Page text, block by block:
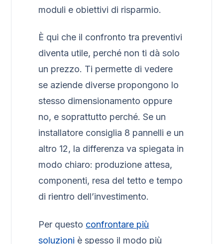
moduli e obiettivi di risparmio.
È qui che il confronto tra preventivi
diventa utile, perché non ti dà solo
un prezzo. Ti permette di vedere
se aziende diverse propongono lo
stesso dimensionamento oppure
no, e soprattutto perché. Se un
installatore consiglia 8 pannelli e un
altro 12, la differenza va spiegata in
modo chiaro: produzione attesa,
componenti, resa del tetto e tempo
di rientro dell’investimento.
Per questo confrontare più
soluzioni è spesso il modo più